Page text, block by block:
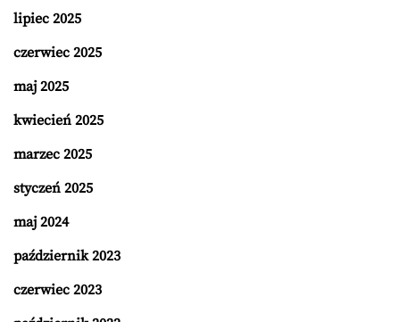
lipiec 2025
czerwiec 2025
maj 2025
kwiecień 2025
marzec 2025
styczeń 2025
maj 2024
październik 2023
czerwiec 2023